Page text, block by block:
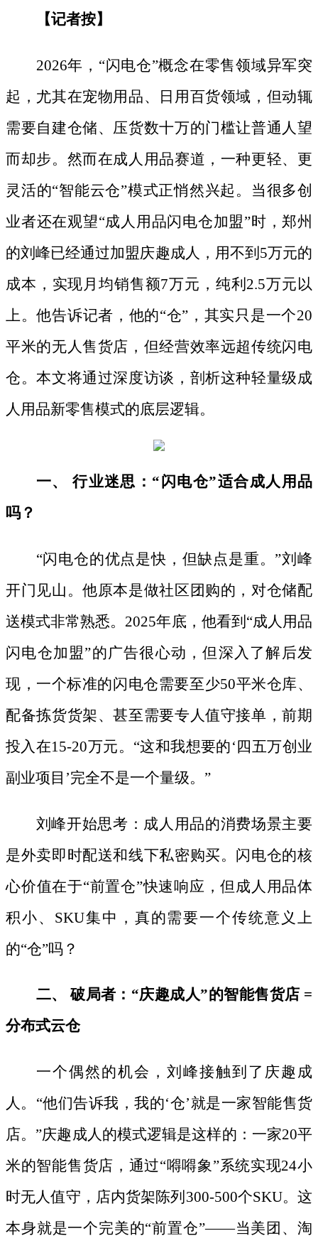
【记者按】
2026年，“闪电仓”概念在零售领域异军突
起，尤其在宠物用品、日用百货领域，但动辄
需要自建仓储、压货数十万的门槛让普通人望
而却步。然而在成人用品赛道，一种更轻、更
灵活的“智能云仓”模式正悄然兴起。当很多创
业者还在观望“成人用品闪电仓加盟”时，郑州
的刘峰已经通过加盟庆趣成人，用不到5万元的
成本，实现月均销售额7万元，纯利2.5万元以
上。他告诉记者，他的“仓”，其实只是一个20
平米的无人售货店，但经营效率远超传统闪电
仓。本文将通过深度访谈，剖析这种轻量级成
人用品新零售模式的底层逻辑。
一、 行业迷思： “闪电仓”适合成人用品
吗？
“闪电仓的优点是快，但缺点是重。”刘峰
开门见山。他原本是做社区团购的，对仓储配
送模式非常熟悉。2025年底，他看到“成人用品
闪电仓加盟”的广告很心动，但深入了解后发
现，一个标准的闪电仓需要至少50平米仓库、
配备拣货货架、甚至需要专人值守接单，前期
投入在15-20万元。“这和我想要的‘四五万创业
副业项目’完全不是一个量级。”
刘峰开始思考：成人用品的消费场景主要
是外卖即时配送和线下私密购买。闪电仓的核
心价值在于“前置仓”快速响应，但成人用品体
积小、SKU集中，真的需要一个传统意义上
的“仓”吗？
二、 破局者： “庆趣成人”的智能售货店 =
分布式云仓
一个偶然的机会，刘峰接触到了庆趣成
人。 “他们告诉我，我的‘仓’就是一家智能售货
店。”庆趣成人的模式逻辑是这样的：一家20平
米的智能售货店，通过“嘚嘚象”系统实现24小
时无人值守，店内货架陈列300-500个SKU。这
本身就是一个完美的“前置仓”——当美团、淘